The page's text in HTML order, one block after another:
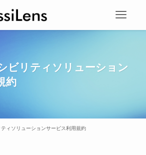
ビリティソリューション
約
ィソリューションサービス利用規約